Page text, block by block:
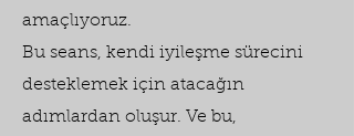
amaçlıyoruz.
Bu seans, kendi iyileşme sürecini
desteklemek için atacağın
adımlardan oluşur. Ve bu,